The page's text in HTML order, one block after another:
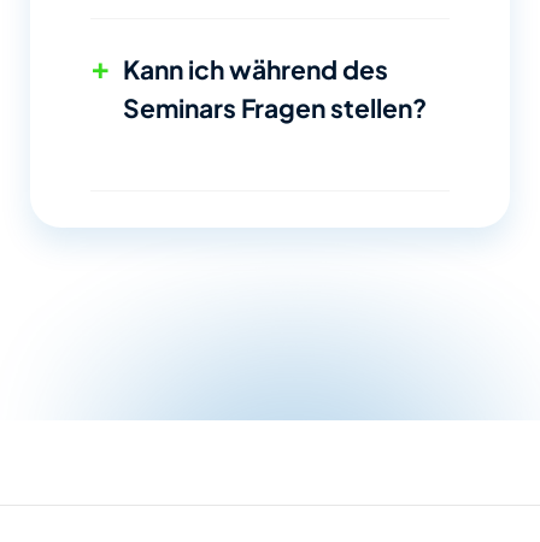
+ Kann ich während des
Seminars Fragen stellen?